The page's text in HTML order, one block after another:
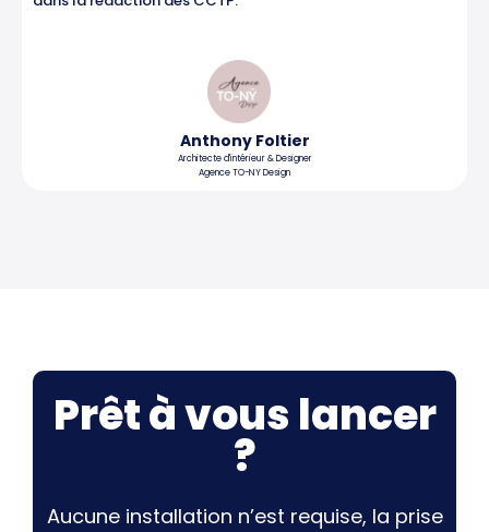
Anthony Foltier
Architecte d'intérieur & Designer
Agence TO-NY Design
Prêt à vous lancer
?
Aucune installation n’est requise, la prise